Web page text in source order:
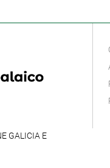
GALICIA E